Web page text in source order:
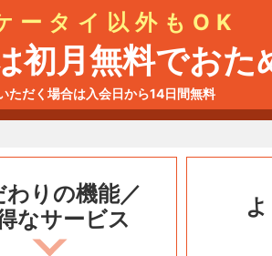
ータイ以外もOK
初月無料でおた
ただく場合は入会日から14日間無料
わりの機能／
なサービス